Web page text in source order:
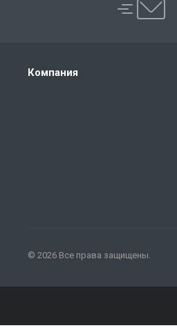
Компания
© 2026 Все права защищены.